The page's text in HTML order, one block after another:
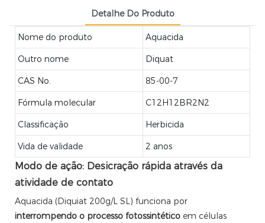
Detalhe Do Produto
Nome do produto Aquacida
Outro nome Diquat
CAS No. 85-00-7
Fórmula molecular C12H12BR2N2
Classificação Herbicida
Vida de validade 2 anos
Modo de ação: Desicração rápida através da
atividade de contato
Aquacida (Diquiat 200g/L SL) funciona por
interrompendo o processo fotossintético em células